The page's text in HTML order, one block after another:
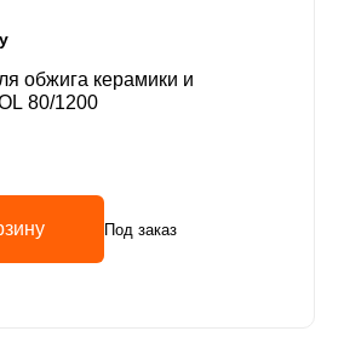
обжига керамики и
80/1200
Под заказ